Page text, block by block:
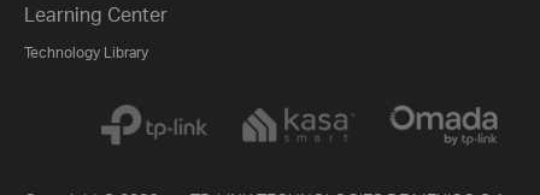
Learning Center
Technology Library